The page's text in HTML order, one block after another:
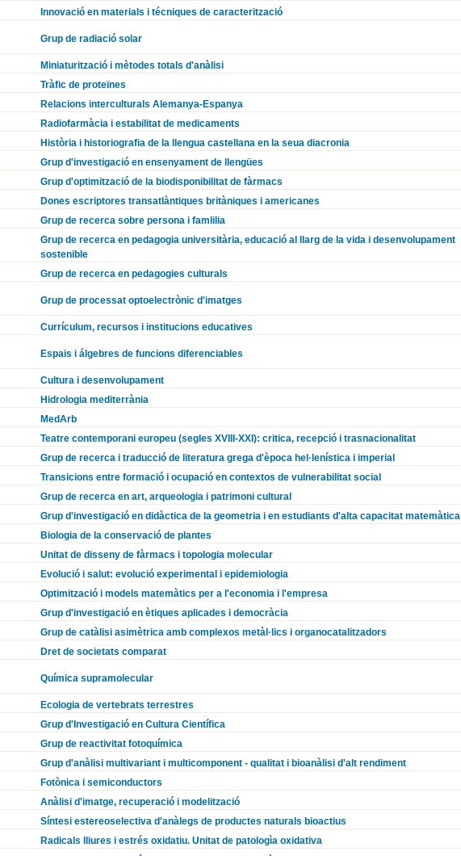
Innovació en materials i técniques de caracterització
Grup de radiació solar
Miniaturització i mètodes totals d'anàlisi
Tràfic de proteïnes
Relacions interculturals Alemanya-Espanya
Radiofarmàcia i estabilitat de medicaments
Història i historiografia de la llengua castellana en la seua diacronia
Grup d'investigació en ensenyament de llengües
Grup d'optimització de la biodisponibilitat de fàrmacs
Dones escriptores transatlàntiques britàniques i americanes
Grup de recerca sobre persona i famlilia
Grup de recerca en pedagogia universitària, educació al llarg de la vida i desenvolupament
sostenible
Grup de recerca en pedagogies culturals
Grup de processat optoelectrònic d'imatges
Currículum, recursos i institucions educatives
Espais i álgebres de funcions diferenciables
Cultura i desenvolupament
Hidrologia mediterrània
MedArb
Teatre contemporani europeu (segles XVIII-XXI): critica, recepció i trasnacionalitat
Grup de recerca i traducció de literatura grega d'època hel·lenística i imperial
Transicions entre formació i ocupació en contextos de vulnerabilitat social
Grup de recerca en art, arqueologia i patrimoni cultural
Grup d'investigació en didàctica de la geometria i en estudiants d'alta capacitat matemàtica
Biologia de la conservació de plantes
Unitat de disseny de fàrmacs i topologia molecular
Evolució i salut: evolució experimental i epidemiologia
Optimització i models matemàtics per a l'economia i l'empresa
Grup d'investigació en ètiques aplicades i democràcia
Grup de catàlisi asimètrica amb complexos metàl·lics i organocatalitzadors
Dret de societats comparat
Química supramolecular
Ecologia de vertebrats terrestres
Grup d'Investigació en Cultura Científica
Grup de reactivitat fotoquímica
Grup d'anàlisi multivariant i multicomponent - qualitat i bioanàlisi d'alt rendiment
Fotònica i semiconductors
Anàlisi d'imatge, recuperació i modelització
Síntesi estereoselectiva d'anàlegs de productes naturals bioactius
Radicals lliures i estrés oxidatiu. Unitat de patologìa oxidativa